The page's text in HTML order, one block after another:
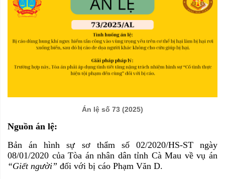
Án lệ số 73 (2025)
Nguồn án lệ:
Bản án hình sự sơ thẩm số 02/2020/HS-ST ngày
08/01/2020 của Tòa án nhân dân tỉnh Cà Mau về vụ án
“Giết người” đối với bị cáo Phạm Văn D.